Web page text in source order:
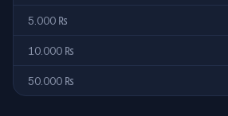
5.000 ₨
10.000 ₨
50.000 ₨